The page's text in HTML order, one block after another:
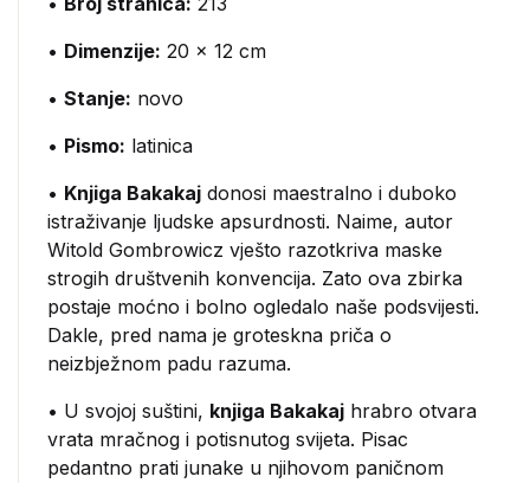
• Dimenzije: 20 x 12 cm
• Stanje: novo
• Pismo: latinica
• Knjiga Bakakaj donosi maestralno i duboko
istraživanje ljudske apsurdnosti. Naime, autor
Witold Gombrowicz vješto razotkriva maske
strogih društvenih konvencija. Zato ova zbirka
postaje moćno i bolno ogledalo naše podsvijesti.
Dakle, pred nama je groteskna priča o
neizbježnom padu razuma.
• U svojoj suštini, knjiga Bakakaj hrabro otvara
vrata mračnog i potisnutog svijeta. Pisac
pedantno prati junake u njihovom paničnom